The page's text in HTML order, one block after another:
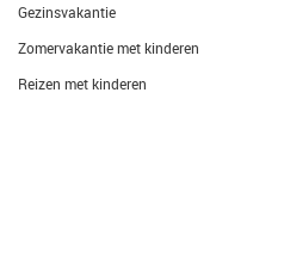
Gezinsvakantie
Zomervakantie met kinderen
Reizen met kinderen